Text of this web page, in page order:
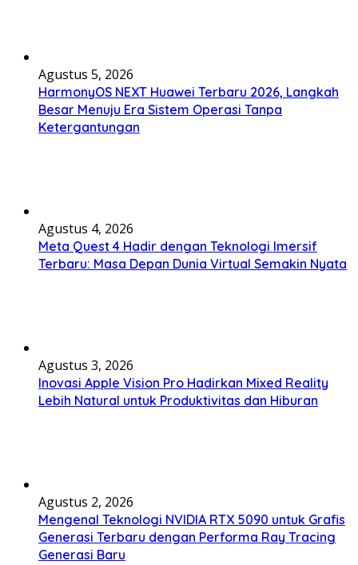
Agustus 5, 2026
HarmonyOS NEXT Huawei Terbaru 2026, Langkah
Besar Menuju Era Sistem Operasi Tanpa
Ketergantungan
Agustus 4, 2026
Meta Quest 4 Hadir dengan Teknologi Imersif
Terbaru: Masa Depan Dunia Virtual Semakin Nyata
Agustus 3, 2026
Inovasi Apple Vision Pro Hadirkan Mixed Reality
Lebih Natural untuk Produktivitas dan Hiburan
Agustus 2, 2026
Mengenal Teknologi NVIDIA RTX 5090 untuk Grafis
Generasi Terbaru dengan Performa Ray Tracing
Generasi Baru